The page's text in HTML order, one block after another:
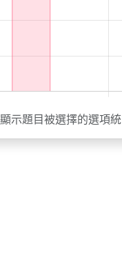
顯示題目被選擇的選項